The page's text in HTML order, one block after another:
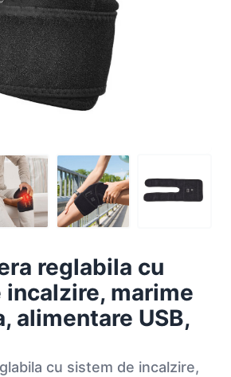
reglabila cu
marime
alimentare USB,
cu sistem de incalzire,